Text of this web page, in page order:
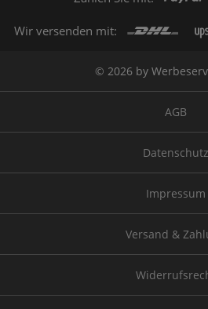
Wir versenden mit:
© 2026 by
AGB
Datenschutz
Impressum
Versand &